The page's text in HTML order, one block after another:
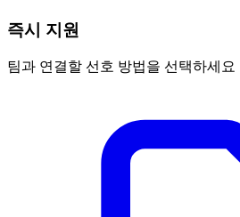
즉시 지원
팀과 연결할 선호 방법을 선택하세요